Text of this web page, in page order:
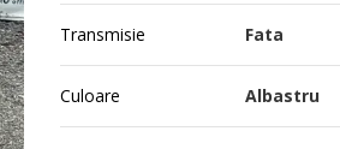
Transmisie Fata
Culoare Albastru